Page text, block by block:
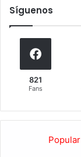
Síguenos
821
Fans
Popular